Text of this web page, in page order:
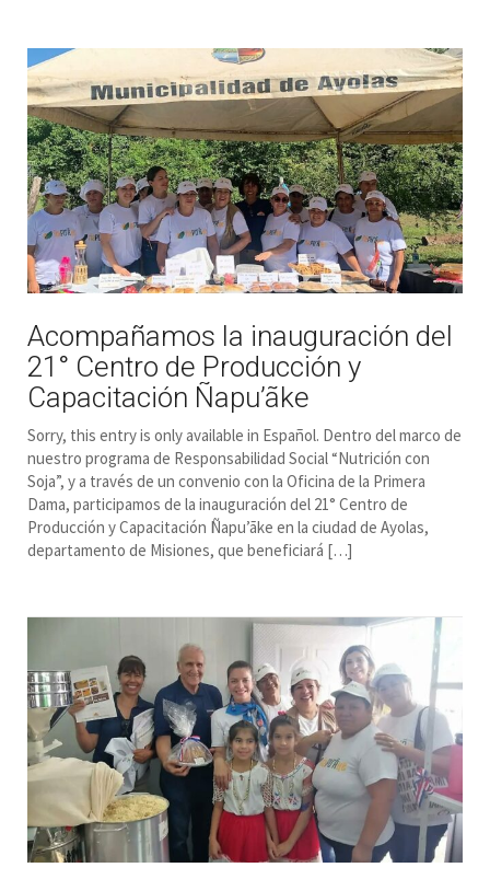
Acompañamos la inauguración del
21° Centro de Producción y
Capacitación Ñapu’ãke
Sorry, this entry is only available in Español. Dentro del marco de
nuestro programa de Responsabilidad Social “Nutrición con
Soja”, y a través de un convenio con la Oficina de la Primera
Dama, participamos de la inauguración del 21° Centro de
Producción y Capacitación Ñapu’ãke en la ciudad de Ayolas,
departamento de Misiones, que beneficiará […]